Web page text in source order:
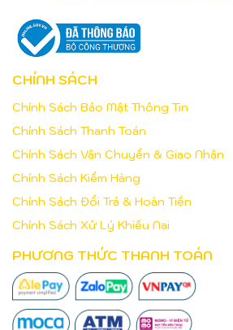
CHÍNH SÁCH
Chính Sách Bảo Mật Thông Tin
Chính Sách Thanh Toán
Chính Sách Vận Chuyển & Giao Nhận
Chính Sách Kiểm Hàng
Chính Sách Đổi Trả & Hoàn Tiền
Chính Sách Xử Lý Khiếu Nại
PHƯƠNG THỨC THANH TOÁN